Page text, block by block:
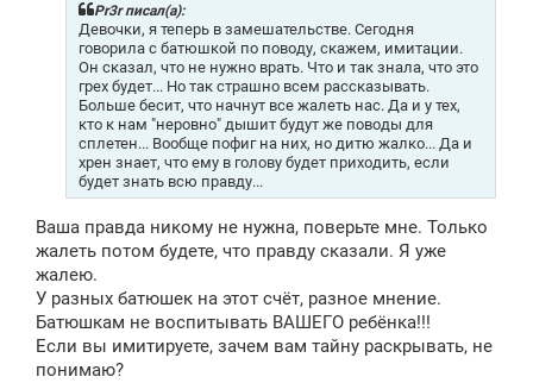
Pr3r писал(а):
Девочки, я теперь в замешательстве. Сегодня
говорила с батюшкой по поводу, скажем, имитации.
Он сказал, что не нужно врать. Что и так знала, что это
грех будет... Но так страшно всем рассказывать.
Больше бесит, что начнут все жалеть нас. Да и у тех,
кто к нам "неровно" дышит будут же поводы для
сплетен... Вообще пофиг на них, но дитю жалко... Да и
хрен знает, что ему в голову будет приходить, если
будет знать всю правду...
Ваша правда никому не нужна, поверьте мне. Только
жалеть потом будете, что правду сказали. Я уже
жалею.
У разных батюшек на этот счёт, разное мнение.
Батюшкам не воспитывать ВАШЕГО ребёнка!!!
Если вы имитируете, зачем вам тайну раскрывать, не
понимаю?